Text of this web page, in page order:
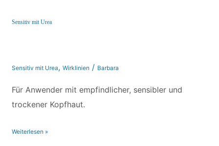
Sensitiv mit Urea
Sensitiv mit Urea, Wirklinien / Barbara
Für Anwender mit empfindlicher, sensibler und
trockener Kopfhaut.
Weiterlesen »